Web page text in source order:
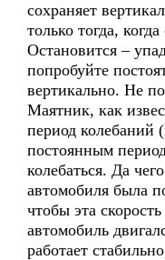
сохраняет
только тогда,
Остановится –
попробуйте
вертикально. Не
Маятник, как
период
постоянным
колебаться. Да
автомобиля была
чтобы эта
автомобиль
работает